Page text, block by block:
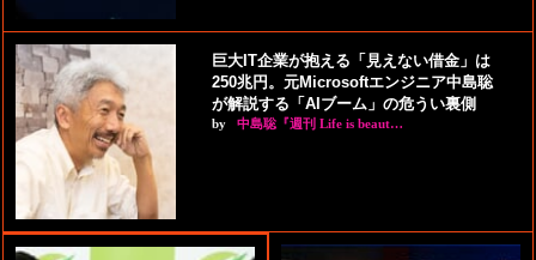
巨大IT企業が抱える「見えない借金」は
250兆円。元Microsoftエンジニア中島聡
が解説する「AIブーム」の危うい裏側
by 中島聡『週刊 Life is beaut…